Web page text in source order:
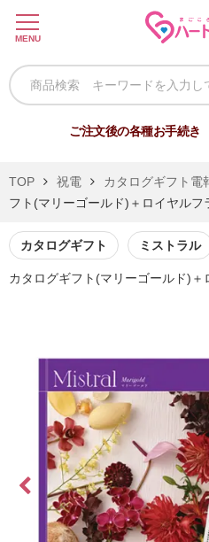
MENU
ご注文後の各種お手続き
新
会
員
録
最
短
お
届
け
日
TOP 祝電 カタログギフト電
フト(マリーゴールド)＋ロイヤルフ
カタログギフト ミストラル
カタログギフト(マリーゴールド)